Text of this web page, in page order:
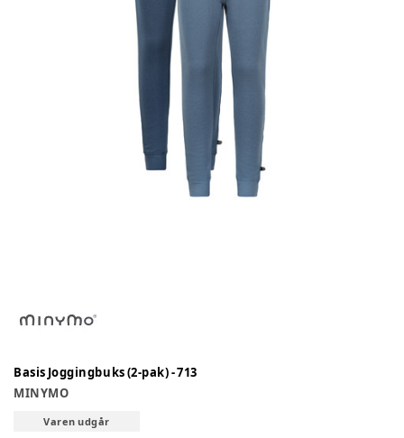
Basis Joggingbuks (2-pak) - 713
MINYMO
Varen udgår